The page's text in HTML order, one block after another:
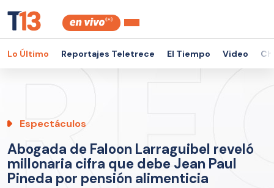
Lo Último Reportajes Teletrece El Tiempo Video
Espectáculos
Abogada de Faloon Larraguibel reveló
millonaria cifra que debe Jean Paul
Pineda por pensión alimenticia